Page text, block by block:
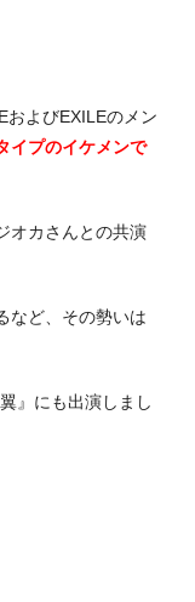
およびEXILEのメン
イプのイケメンで
オカさんとの共演
など、その勢いは
』にも出演しまし